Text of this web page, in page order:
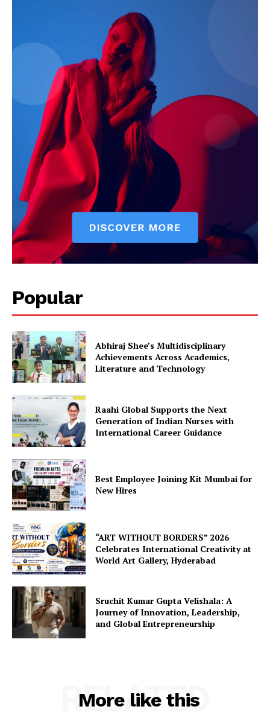
Popular
Abhiraj Shee’s Multidisciplinary
Achievements Across Academics,
Literature and Technology
Raahi Global Supports the Next
Generation of Indian Nurses with
International Career Guidance
Best Employee Joining Kit Mumbai for
New Hires
“ART WITHOUT BORDERS” 2026
Celebrates International Creativity at
World Art Gallery, Hyderabad
Sruchit Kumar Gupta Velishala: A
Journey of Innovation, Leadership,
and Global Entrepreneurship
More like this
RELATED